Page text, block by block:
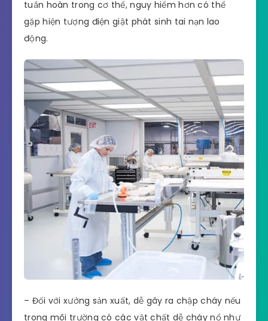
tuần hoàn trong cơ thể, nguy hiểm hơn có thể
gặp hiện tượng điện giật phát sinh tai nạn lao
động.
– Đối với xưởng sản xuất, dễ gây ra chập cháy nếu
trong môi trường có các vật chất dễ cháy nổ như